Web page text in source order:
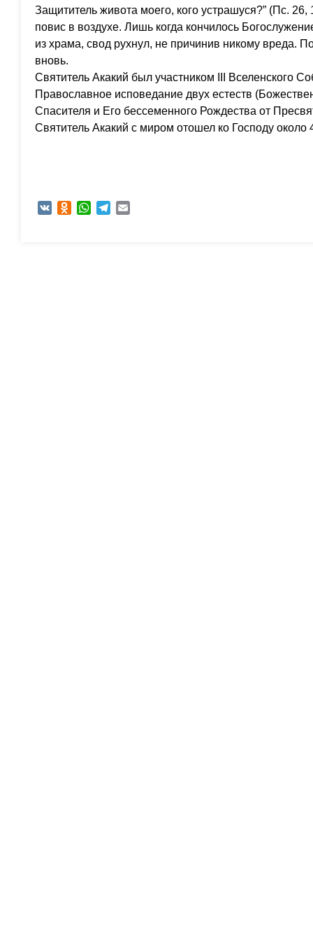
Защититель живота моего, кого устрашуся?” (Пс.
повис в воздухе. Лишь когда кончилось
из храма, свод рухнул, не причинив никому вреда.
вновь.
Святитель Акакий был участником III Вселенского
Православное исповедание двух естеств
Спасителя и Его бессеменного Рождества от
Святитель Акакий с миром отошел ко Господу около
VK Odnoklassniki
WhatsAppTelegram